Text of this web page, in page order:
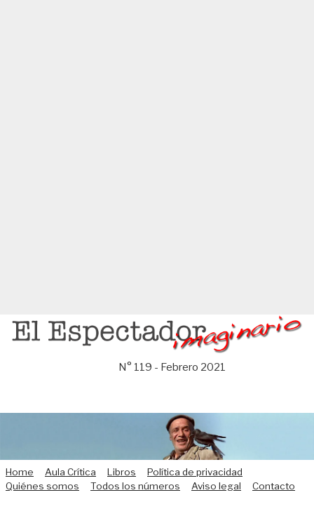
Saltar
N° 119 - Febrero 2021
Home Aula Crítica Libros
Política de privacidad
Quiénes somos
Todos los números Aviso legal Contacto